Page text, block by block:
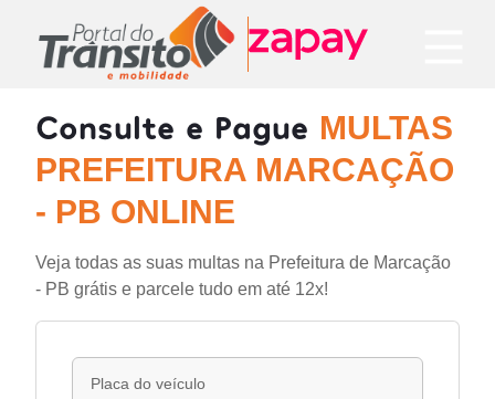
Consulte e Pague MULTAS
PREFEITURA MARCAÇÃO
- PB ONLINE
Veja todas as suas multas na Prefeitura de Marcação
- PB grátis e parcele tudo em até 12x!